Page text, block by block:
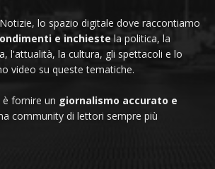
lo spazio digitale dove raccontiamo
e inchieste la politica, la
l'attualità, la cultura, gli spettacoli e lo
video su queste tematiche.
fornire un giornalismo accurato e
community di lettori sempre più